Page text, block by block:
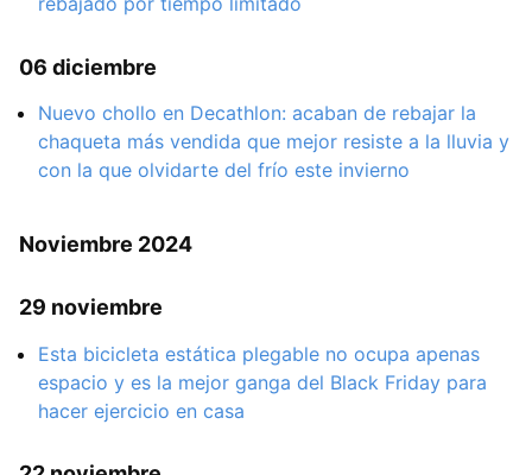
06 diciembre
Nuevo chollo en Decathlon: acaban de rebajar la
chaqueta más vendida que mejor resiste a la lluvia y
con la que olvidarte del frío este invierno
Noviembre 2024
29 noviembre
Esta bicicleta estática plegable no ocupa apenas
espacio y es la mejor ganga del Black Friday para
hacer ejercicio en casa